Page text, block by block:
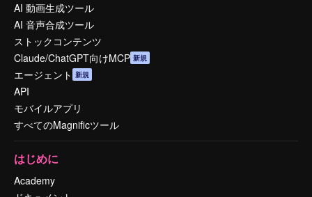
AI 動画生成ツール
AI 音声合成ツール
ストックコンテンツ
Claude/ChatGPT向けMCP 新規
エージェント 新規
API
モバイルアプリ
すべてのMagnificツール
はじめに
Academy